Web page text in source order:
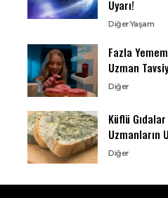
Uyarı!
DiğerYaşam
Fazla
Uzman
Diğer
Küflü
Uzmanların
Diğer